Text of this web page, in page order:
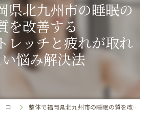
県北九州市の睡眠の
を改善する
レッチと疲れが取れ
悩み解決法
コラム 整体で福岡県北九州市の睡眠の質を改善する寝る前ストレッチと疲れが取れない悩み解決法